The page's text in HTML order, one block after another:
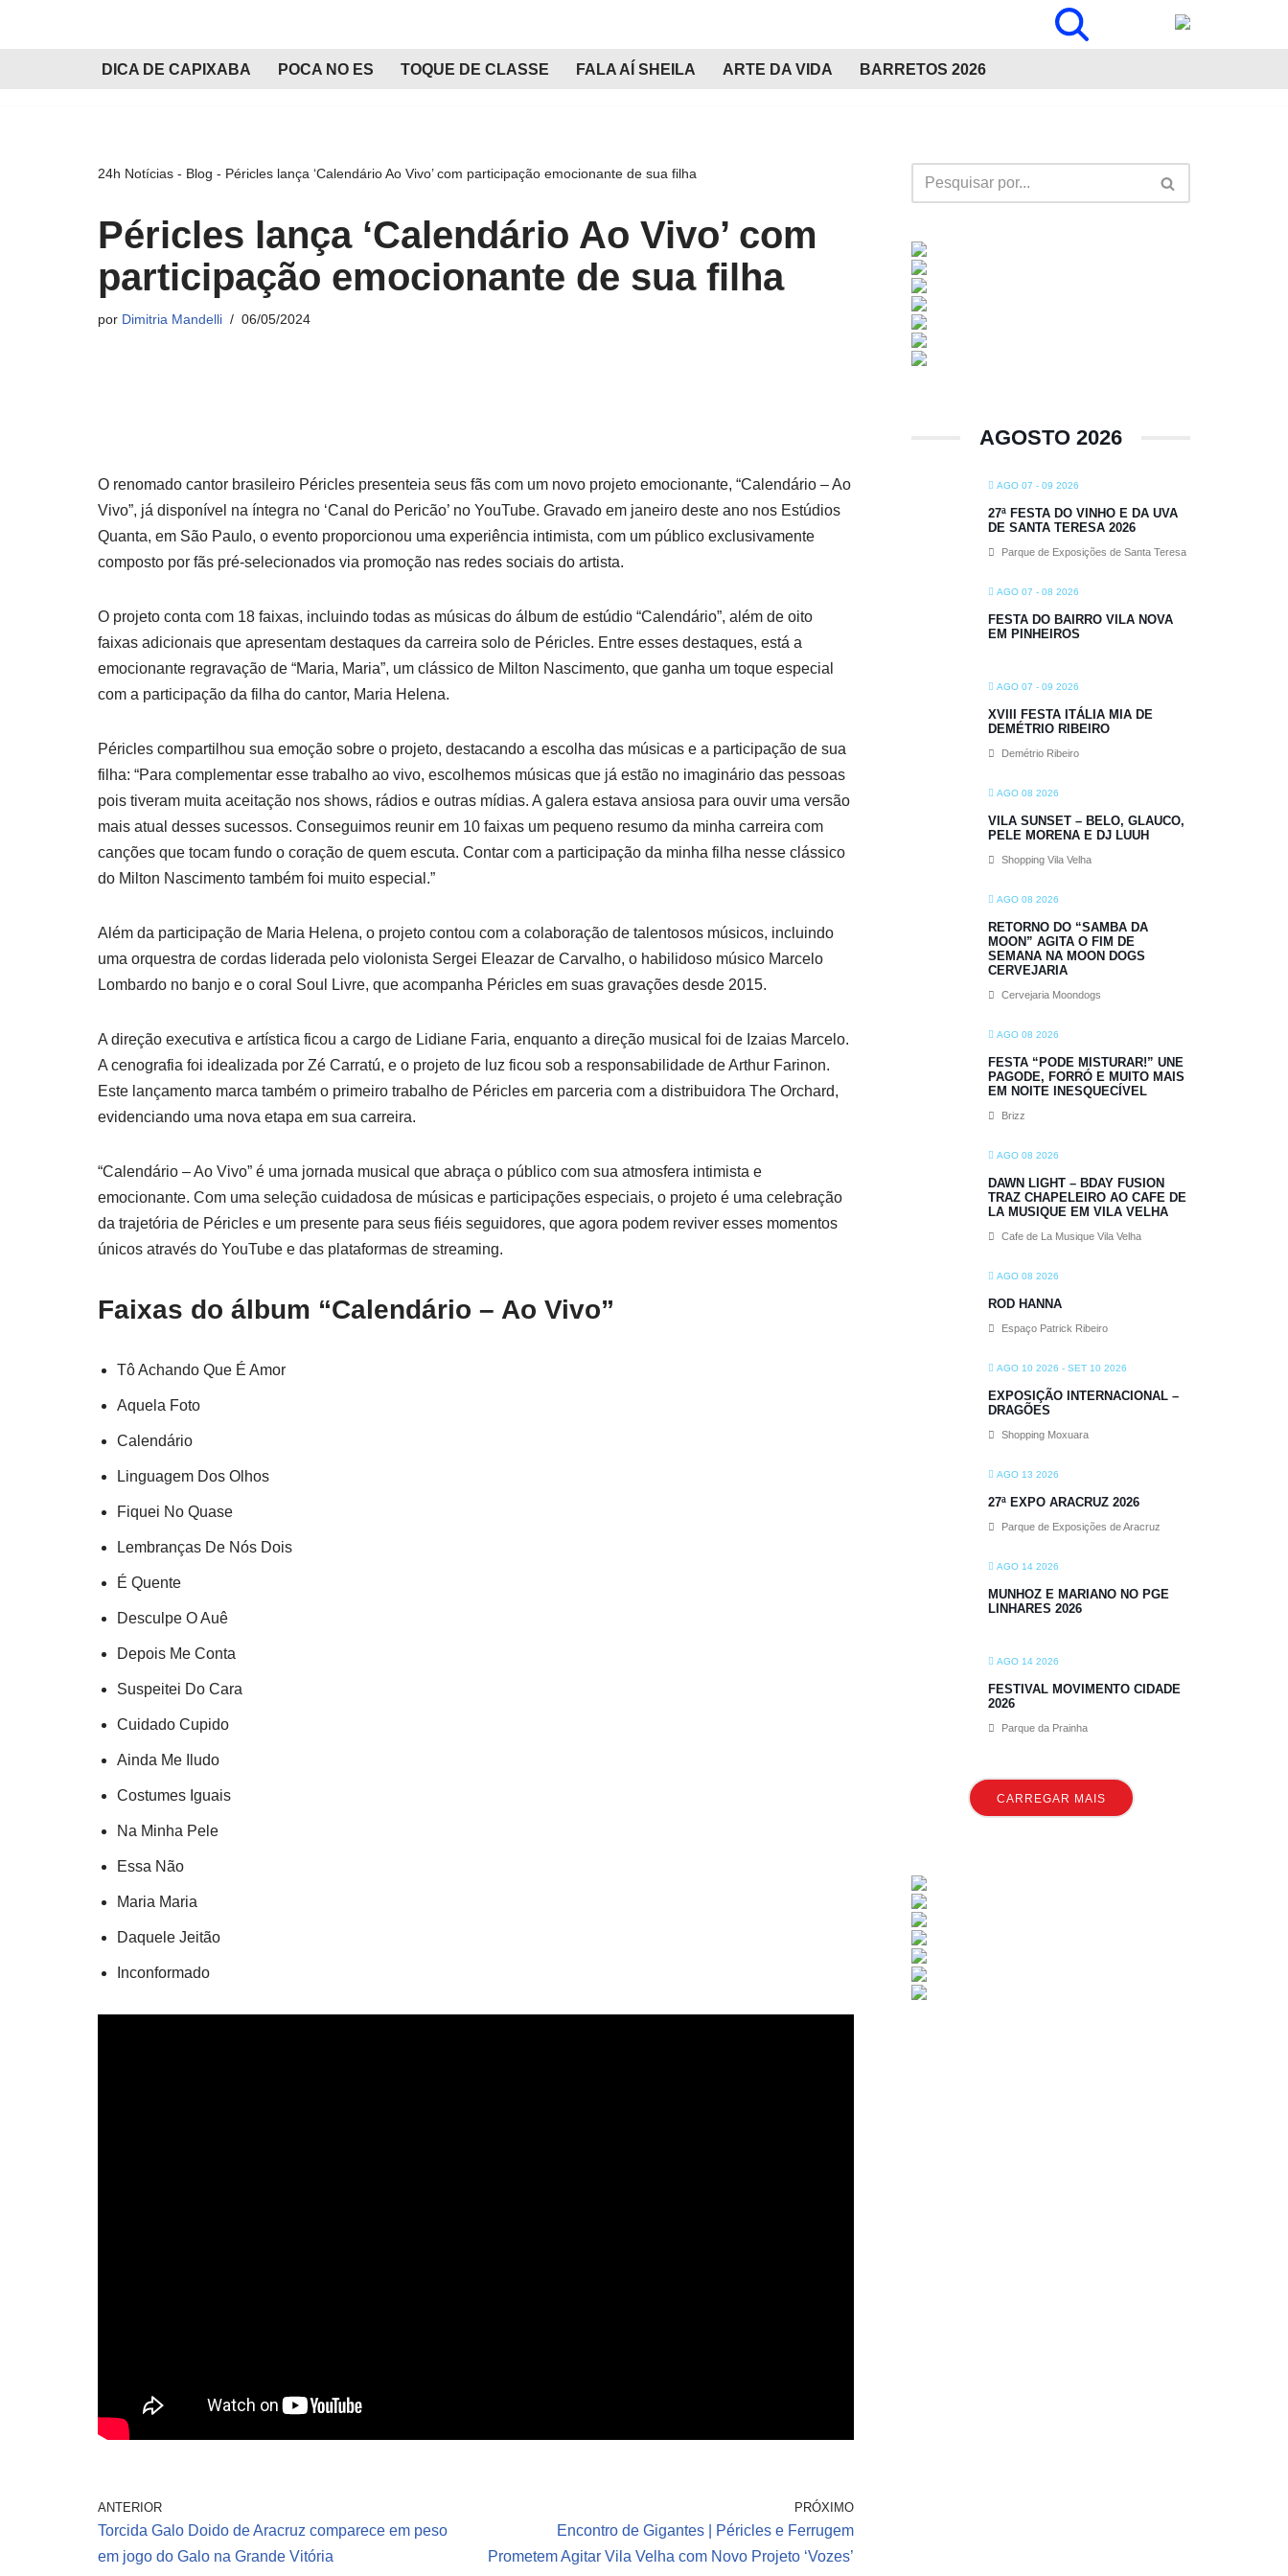
DICA DE CAPIXABA POCA NO ES TOQUE DE CLASSE FALA AÍ SHEILA ARTE DA VIDA BARRETOS 2026
24h Notícias - Blog - Péricles lança ‘Calendário Ao Vivo’ com participação emocionante de sua filha
Péricles lança ‘Calendário Ao Vivo’ com
participação emocionante de sua filha
por Dimitria Mandelli 06/05/2024
O renomado cantor brasileiro Péricles presenteia seus fãs com um novo projeto emocionante, “Calendário – Ao
Vivo”, já disponível na íntegra no ‘Canal do Pericão’ no YouTube. Gravado em janeiro deste ano nos Estúdios
Quanta, em São Paulo, o evento proporcionou uma experiência intimista, com um público exclusivamente
composto por fãs pré-selecionados via promoção nas redes sociais do artista.
O projeto conta com 18 faixas, incluindo todas as músicas do álbum de estúdio “Calendário”, além de oito
faixas adicionais que apresentam destaques da carreira solo de Péricles. Entre esses destaques, está a
emocionante regravação de “Maria, Maria”, um clássico de Milton Nascimento, que ganha um toque especial
com a participação da filha do cantor, Maria Helena.
Péricles compartilhou sua emoção sobre o projeto, destacando a escolha das músicas e a participação de sua
filha: “Para complementar esse trabalho ao vivo, escolhemos músicas que já estão no imaginário das pessoas
pois tiveram muita aceitação nos shows, rádios e outras mídias. A galera estava ansiosa para ouvir uma versão
mais atual desses sucessos. Conseguimos reunir em 10 faixas um pequeno resumo da minha carreira com
canções que tocam fundo o coração de quem escuta. Contar com a participação da minha filha nesse clássico
do Milton Nascimento também foi muito especial.”
Além da participação de Maria Helena, o projeto contou com a colaboração de talentosos músicos, incluindo
uma orquestra de cordas liderada pelo violonista Sergei Eleazar de Carvalho, o habilidoso músico Marcelo
Lombardo no banjo e o coral Soul Livre, que acompanha Péricles em suas gravações desde 2015.
A direção executiva e artística ficou a cargo de Lidiane Faria, enquanto a direção musical foi de Izaias Marcelo.
A cenografia foi idealizada por Zé Carratú, e o projeto de luz ficou sob a responsabilidade de Arthur Farinon.
Este lançamento marca também o primeiro trabalho de Péricles em parceria com a distribuidora The Orchard,
evidenciando uma nova etapa em sua carreira.
“Calendário – Ao Vivo” é uma jornada musical que abraça o público com sua atmosfera intimista e
emocionante. Com uma seleção cuidadosa de músicas e participações especiais, o projeto é uma celebração
da trajetória de Péricles e um presente para seus fiéis seguidores, que agora podem reviver esses momentos
únicos através do YouTube e das plataformas de streaming.
Faixas do álbum “Calendário – Ao Vivo”
Tô Achando Que É Amor
Aquela Foto
Calendário
Linguagem Dos Olhos
Fiquei No Quase
Lembranças De Nós Dois
É Quente
Desculpe O Auê
Depois Me Conta
Suspeitei Do Cara
Cuidado Cupido
Ainda Me Iludo
Costumes Iguais
Na Minha Pele
Essa Não
Maria Maria
Daquele Jeitão
Inconformado
ANTERIOR
Torcida Galo Doido de Aracruz comparece em peso
em jogo do Galo na Grande Vitória
PRÓXIMO
Encontro de Gigantes | Péricles e Ferrugem
Prometem Agitar Vila Velha com Novo Projeto ‘Vozes’
AGOSTO 2026
AGO 07 - 09 2026
27ª FESTA DO VINHO E DA UVA
DE SANTA TERESA 2026
Parque de Exposições de Santa Teresa
AGO 07 - 08 2026
FESTA DO BAIRRO VILA NOVA
EM PINHEIROS
AGO 07 - 09 2026
XVIII FESTA ITÁLIA MIA DE
DEMÉTRIO RIBEIRO
Demétrio Ribeiro
AGO 08 2026
VILA SUNSET – BELO, GLAUCO,
PELE MORENA E DJ LUUH
Shopping Vila Velha
AGO 08 2026
RETORNO DO “SAMBA DA
MOON” AGITA O FIM DE
SEMANA NA MOON DOGS
CERVEJARIA
Cervejaria Moondogs
AGO 08 2026
FESTA “PODE MISTURAR!” UNE
PAGODE, FORRÓ E MUITO MAIS
EM NOITE INESQUECÍVEL
Brizz
AGO 08 2026
DAWN LIGHT – BDAY FUSION
TRAZ CHAPELEIRO AO CAFE DE
LA MUSIQUE EM VILA VELHA
Cafe de La Musique Vila Velha
AGO 08 2026
ROD HANNA
Espaço Patrick Ribeiro
AGO 10 2026 - SET 10 2026
EXPOSIÇÃO INTERNACIONAL –
DRAGÕES
Shopping Moxuara
AGO 13 2026
27ª EXPO ARACRUZ 2026
Parque de Exposições de Aracruz
AGO 14 2026
MUNHOZ E MARIANO NO PGE
LINHARES 2026
AGO 14 2026
FESTIVAL MOVIMENTO CIDADE
2026
Parque da Prainha
CARREGAR MAIS